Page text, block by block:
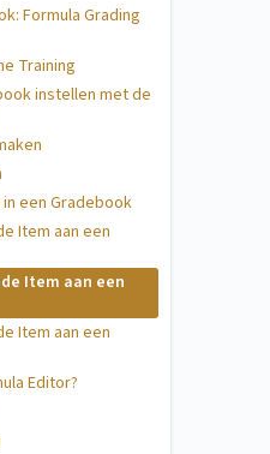
Formula Grading
Training
instellen met de
een Gradebook
Item aan een
Item aan een
Item aan een
Editor?